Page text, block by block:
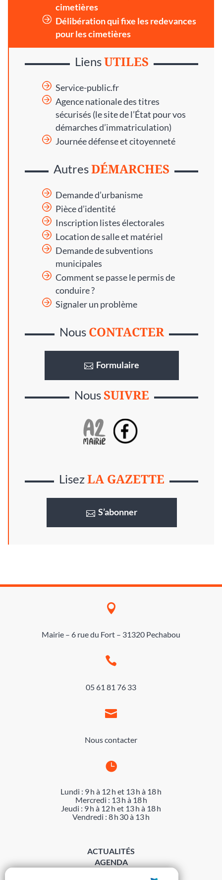
cimetières
Délibération qui fixe les redevances
pour les cimetières
LiensUTILES
Service-public.fr
Agence nationale des titres
sécurisés (le site de l’État pour vos
démarches d’immatriculation)
Journée défense et citoyenneté
AutresDÉMARCHES
Demande d’urbanisme
Pièce d’identité
Inscription listes électorales
Location de salle et matériel
Demande de subventions
municipales
Comment se passe le permis de
conduire ?
Signaler un problème
Nous CONTACTER
Formulaire
NousSUIVRE
LisezLA GAZETTE
S’abonner

Mairie – 6 rue du Fort – 31320 Pechabou

05 61 81 76 33

Nous contacter

Lundi : 9 h à 12 h et 13 h à 18 h
Mercredi : 13 h à 18 h
Jeudi : 9 h à 12 h et 13 h à 18 h
Vendredi : 8 h 30 à 13 h
ACTUALITÉS
AGENDA